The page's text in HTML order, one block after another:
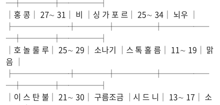
─┼────┼─────┤
│홍 콩│ 27∼ 31│ 비 │싱 가 포 르│ 25∼ 34│ 뇌우 │
├───────┼────┼─────┼──────
─┼────┼─────┤
│호 놀 룰 루│ 25∼ 29│ 소나기 │스 톡 홀 름│ 11∼ 19│ 맑
음 │
├───────┼────┼─────┼──────
─┼────┼─────┤
│이 스 탄 불│ 21∼ 30│ 구름조금 │시 드 니│ 13∼ 17│ 소